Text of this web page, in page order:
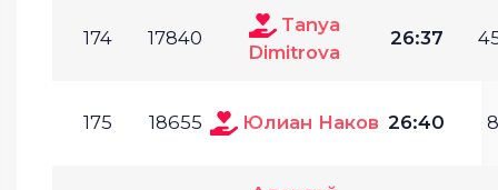
174 17840
Tanya
Dimitrova
26:37
175 18655 Юлиан Наков 26:40